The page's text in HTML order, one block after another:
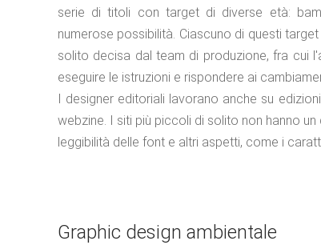
serie di titoli con target di diverse età:
numerose possibilità. Ciascuno di questi
solito decisa dal team di produzione, fra cui
eseguire le istruzioni e rispondere ai
I designer editoriali lavorano anche su
webzine. I siti più piccoli di solito non hanno
leggibilità delle font e altri aspetti, come i
Graphic design ambientale